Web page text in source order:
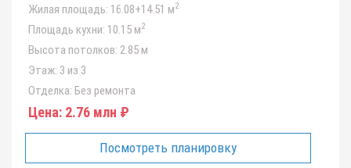
Жилая площадь: 16.08+14.51 м2
Площадь кухни: 10.15 м2
Высота потолков: 2.85 м
Этаж: 3 из 3
Отделка: Без ремонта
Цена: 2.76 млн ₽
Посмотреть планировку